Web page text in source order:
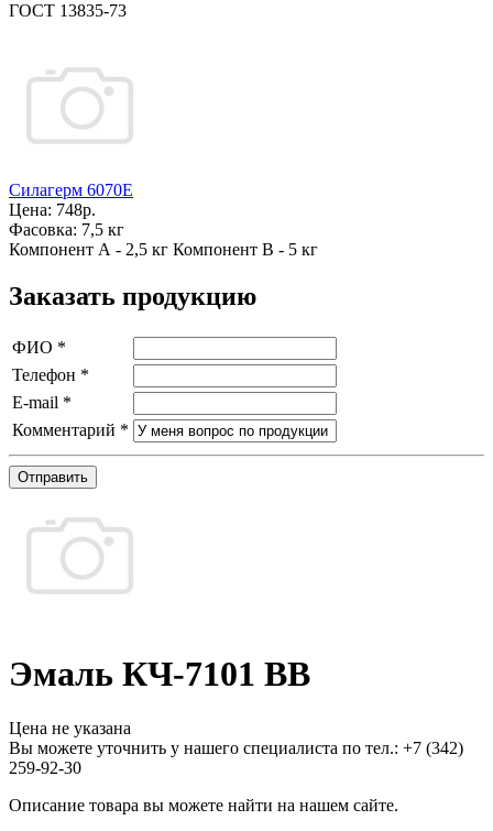
ГОСТ 13835-73
Силагерм 6070Е
Цена: 748р.
Фасовка: 7,5 кг
Компонент А - 2,5 кг Компонент В - 5 кг
Заказать продукцию
ФИО *
Телефон *
E-mail *
Комментарий *
Отправить
Эмаль КЧ-7101 ВВ
Цена не указана
Вы можете уточнить у нашего специалиста по тел.: +7 (342)
259-92-30
Описание товара вы можете найти на нашем сайте.